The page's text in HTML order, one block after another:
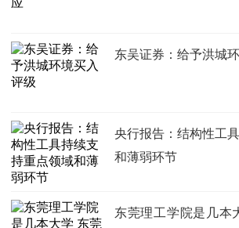
东吴证券：给予洪城
央行报告：结构性工
和薄弱环节
东莞理工学院是几本